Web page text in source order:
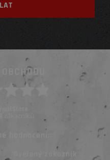
hodnocení::